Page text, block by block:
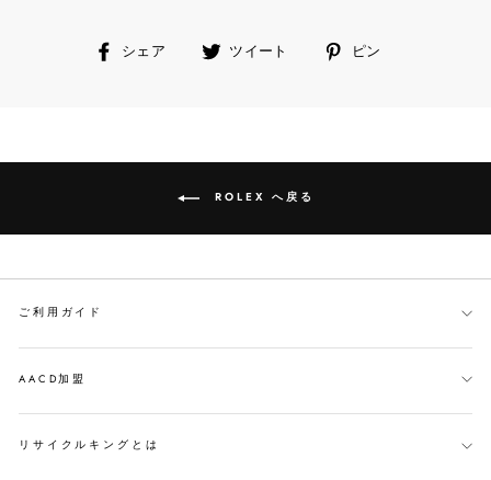
シェア
facebook
る
ツイート ピン
ROLEX へ戻る
ご利用ガイド
AACD加盟
リサイクルキングとは